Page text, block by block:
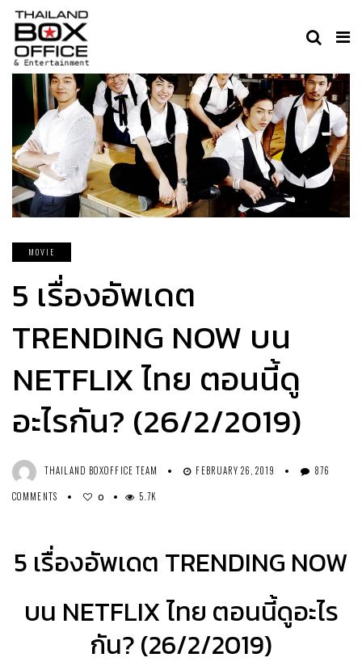
MOVIE
5 เรื่องอัพเดต
TRENDING NOW บน
NETFLIX ไทย ตอนนี้ดู
อะไรกัน? (26/2/2019)
THAILAND BOXOFFICE TEAM FEBRUARY 26, 2019
876
COMMENTS
0 5.7K
5 เรื่องอัพเดต TRENDING NOW
บน NETFLIX ไทย ตอนนี้ดูอะไร
กัน? (26/2/2019)